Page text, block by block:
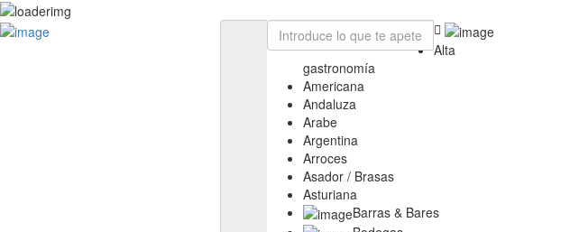
Las aficiones de Fernando
Alta
gastronomía
Americana
Andaluza
Arabe
Argentina
Arroces
Asador / Brasas
Asturiana
Barras & Bares